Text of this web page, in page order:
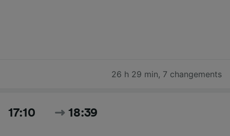
26 h 29 min, 7 changements
17:10 18:39